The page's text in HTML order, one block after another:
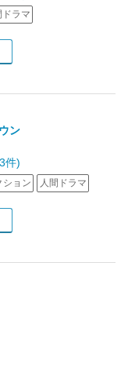
ドラマ
ン
件)
ション 人間ドラマ